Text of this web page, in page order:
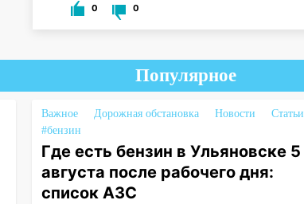
0 0
Популярное
Важное Дорожная обстановка Новости
Статьи
#бензин
Где есть бензин в Ульяновске 5
августа после рабочего дня:
список АЗС